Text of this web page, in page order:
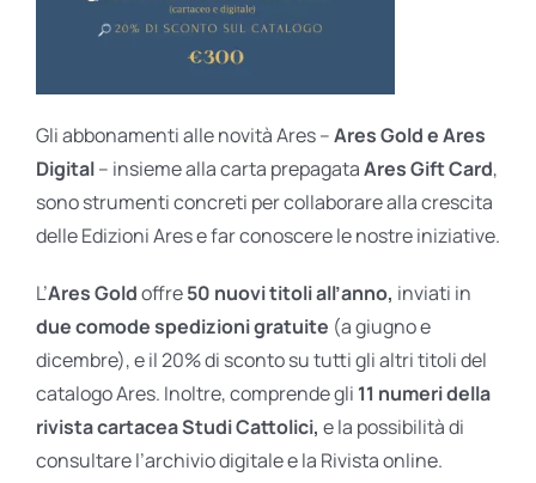
Gli abbonamenti alle novità Ares –Ares Gold e Ares
Digital– insieme alla carta prepagataAres Gift Card,
sono strumenti concreti per collaborare alla crescita
delle Edizioni Ares e far conoscere le nostre iniziative.
L’Ares Goldoffre50 nuovi titoli all’anno, inviati in
due comode spedizioni gratuite (a giugno e
dicembre), e il 20% di sconto su tutti gli altri titoli del
catalogo Ares. Inoltre, comprende gli 11 numeri della
rivista cartacea Studi Cattolici, e la possibilità di
consultare l’archivio digitale e la Rivista online.